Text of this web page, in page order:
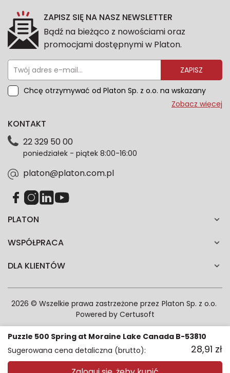
Puzzle 500 Spring at Moraine Lake Canada B-53810
Sugerowana cena detaliczna (brutto):
28,91 zł
ZAPISZ SIĘ NA NASZ NEWSLETTER
Bądź na bieżąco z nowościami oraz
promocjami dostępnymi w Platon.
ZAPISZ
Chcę otrzymywać od Platon Sp. z o.o. na wskazany
przeze mnie adres e-mail informacje marketingowe
dotyczące danych osobowych znajdziesz w naszej
każdym czasie. Wycofanie zgody nie wpłynie na
zgodność z prawem przetwarzania dokonanego przed
Zobacz więcej
PLATON
WSPÓŁPRACA
DLA KLIENTÓW
KONTAKT
22 329 50 00
poniedziałek - piątek 8:00-16:00
platon@platon.com.pl
2026 © Wszelkie prawa zastrzeżone przez Platon Sp. z o.o.
Powered by Certusoft